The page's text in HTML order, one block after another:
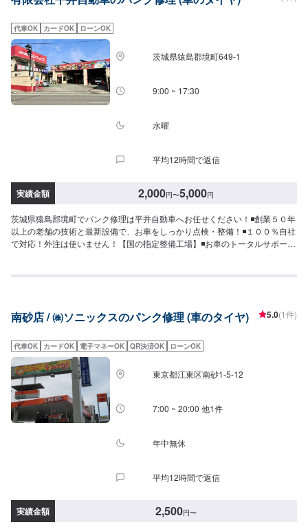
代車OK カードOK ローンOK
茨城県猿島郡境町649-1
9:00 ~ 17:30
水曜
平均12時間で返信
実績金額 2,000円〜5,000円
茨城県猿島郡境町でパンク修理は平井自動車へお任せください！◾創業５０年
以上の老舗の技術と最新設備で、お車をしっかり点検・整備！◾１００％自社
で対応！外注は使いません！【国の指定整備工場】◾お車のトータルサポー
保険を使えべきなのかわからない…などのご相談もお気軽にどうぞ！【定休
作業開始【4】仕上がり次第納車-----納期について-----納期は通常1日程度で納
予めご了承ください。-----代車について-----無料の代車をご用意しています。
お車の作業中は代車をご利用ください。※代車の燃料代はお客様にご負担いた
だいております。※内容などにより貸し出し出来かねる場合もございます。---
--ご来店時の注意、受付方法-----入庫の際はお気をつけてお越しください。駐
車スペースは事務所前のお客様駐車スペースに駐車してください。受付はス
タッフへ「メンテモで予約しました」とお伝えください。ご案内いたしま
す。
南砂店 / ㈱ソニックスのパンク修理 (車のタイヤ) 5.0(1件)
代車OK カードOK 電子マネーOK QR決済OK ローンOK
東京都江東区南砂1-5-12
7:00 ~ 20:00 他1件
年中無休
平均12時間で返信
実績金額 2,500円〜